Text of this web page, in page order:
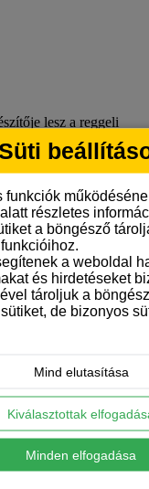
lesz a reggeli
lesz a reggeli
részletes
a böngésző
a weboldal
és hirdetéseket
tároljuk a
de bizonyos
Mind elutasítása
Kiválasztottak
Minden elfogadása